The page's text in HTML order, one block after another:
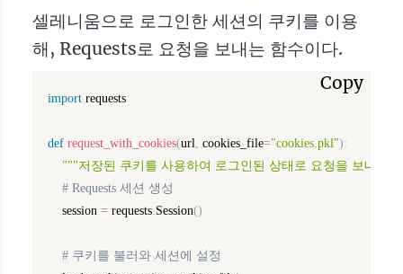
셀레니움으로 로그인한 세션의 쿠키를 이용
해, Requests로 요청을 보내는 함수이다.
import requests
def request_with_cookies(url cookies_file="cookies.pkl"):
"""저장된 쿠키를 사용하여 로그인된 상태로 요청을 보내는
# Requests 세션 생성
    session
= requests Session()
# 쿠키를 불러와 세션에 설정
Copy